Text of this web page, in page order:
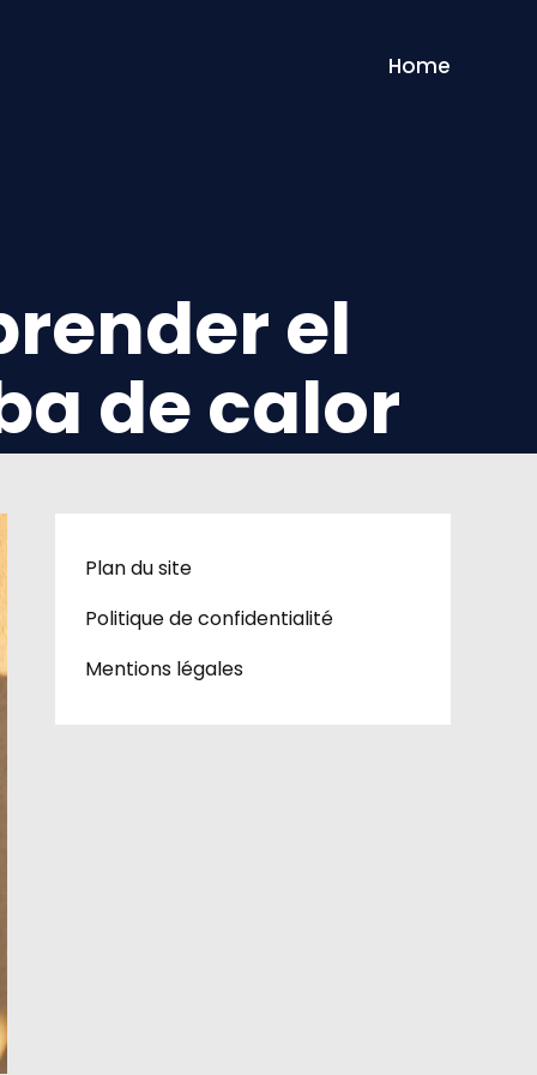
Home
el
de calor
Plan du site
Politique de confidentialité
Mentions légales